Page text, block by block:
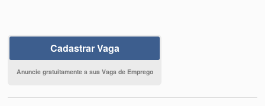
Cadastrar Vaga
Anuncie gratuitamente a sua Vaga de Emprego